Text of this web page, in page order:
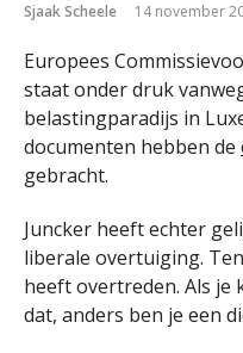
Sjaak Scheele 14 november
Europees
staat onder druk
belastingparadijs in
documenten hebben de
gebracht.
Juncker heeft echter
liberale overtuiging.
heeft overtreden. Als je
dat, anders ben je een